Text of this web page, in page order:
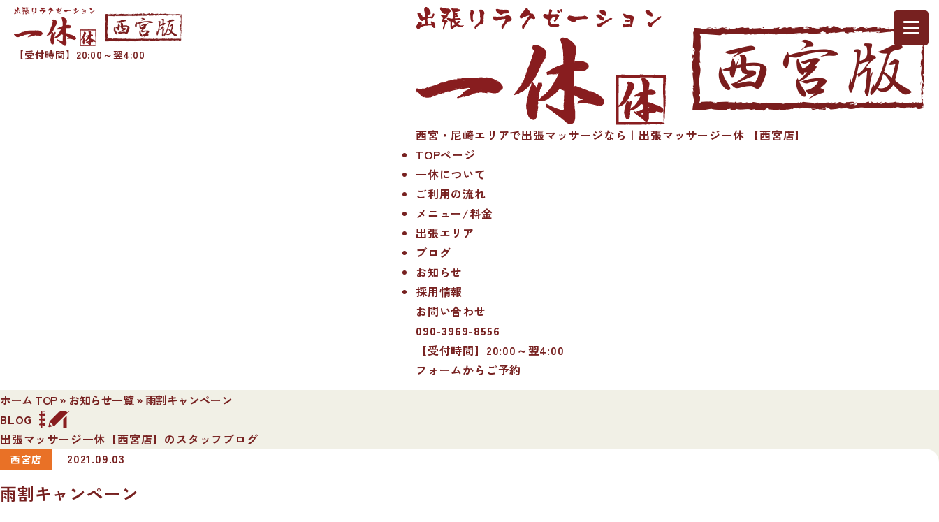
【受付時間】20:00～翌4:00
西宮・尼崎エリアで出張マッサージなら｜出張マッサージ一休 【西宮店】
TOPページ
一休について
ご利用の流れ
メニュー/料金
出張エリア
ブログ
お知らせ
採用情報
お問い合わせ
090-3969-8556
【受付時間】20:00～翌4:00
フォームからご予約
ホーム TOP» お知らせ一覧»雨割キャンペーン
BLOG
出張マッサージ一休【西宮店】のスタッフブログ
西宮店 2021.09.03
雨割キャンペーン